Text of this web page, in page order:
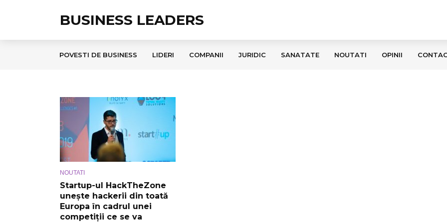
BUSINESS LEADERS
POVESTI DE BUSINESS LIDERI COMPANII JURIDIC SANATATE NOUTATI OPINII
NOUTATI
Startup-ul HackTheZone
unește hackerii din toată
Europa în cadrul unei
competiții ce se va